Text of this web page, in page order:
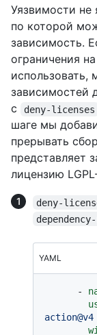
Уязвимости не
по которой
зависимость.
ограничения
использовать,
зависимостей
с
deny-licenses
шаге мы
прерывать
представляет
лицензию
deny-
YAML
-
action@v4